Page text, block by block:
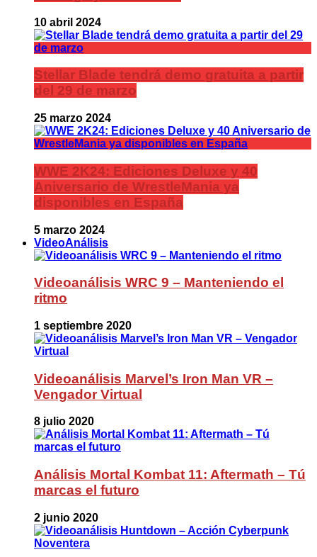
10 abril 2024
Stellar Blade tendrá demo gratuita a partir
del 29 de marzo
25 marzo 2024
WWE 2K24: Ediciones Deluxe y 40
Aniversario de WrestleMania ya
disponibles en España
5 marzo 2024
VideoAnálisis
Videoanálisis WRC 9 – Manteniendo el
ritmo
1 septiembre 2020
Videoanálisis Marvel’s Iron Man VR –
Vengador Virtual
8 julio 2020
Análisis Mortal Kombat 11: Aftermath – Tú
marcas el futuro
2 junio 2020